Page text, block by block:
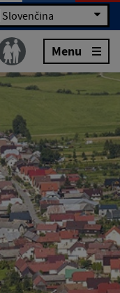
Slovenčina
Menu